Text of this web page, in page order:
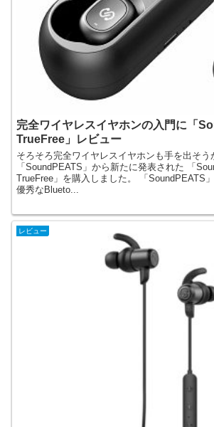
完全ワイヤレスイヤホンの入門に「
TrueFree」レビュー
そろそろ完全ワイヤレスイヤホンも手を出そう
「SoundPEATS」から新たに発表された 「
TrueFree」を購入しました。 「SoundPEATS
優秀なBlueto...
レビュー